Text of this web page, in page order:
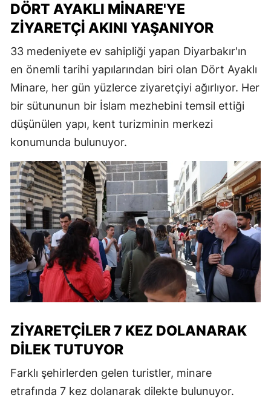
DÖRT AYAKLI MINARE'YE
ZIYARETÇI AKINI YAŞANIYOR
33 medeniyete ev sahipliği yapan Diyarbakır'ın
en önemli tarihi yapılarından biri olan Dört Ayaklı
Minare, her gün yüzlerce ziyaretçiyi ağırlıyor. Her
bir sütununun bir İslam mezhebini temsil ettiği
düşünülen yapı, kent turizminin merkezi
konumunda bulunuyor.
ZIYARETÇILER 7 KEZ DOLANARAK
DILEK TUTUYOR
Farklı şehirlerden gelen turistler, minare
etrafında 7 kez dolanarak dilekte bulunuyor.